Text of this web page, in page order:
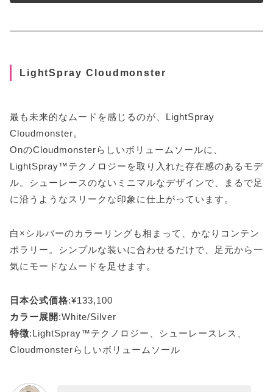
LightSpray Cloudmonster
最も未来的なムードを感じるのが、LightSpray
Cloudmonster。
OnのCloudmonsterらしいボリュームソールに、
LightSpray™テクノロジーを取り入れた存在感のあるモデ
ル。シューレースのないミニマルなデザインで、まるで足
に沿うようなスリークな印象に仕上がっています。
白×シルバーのカラーリングも相まって、かなりコンテン
ポラリー。シンプルな装いに合わせるだけで、足元から一
気にモードなムードを足せます。
日本公式価格:¥133,100
カラー展開 :White/Silver
特徴:LightSpray™テクノロジー、シューレースレス、
Cloudmonsterらしいボリュームソール